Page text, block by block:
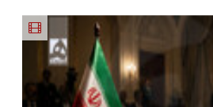
خرید
خرید با
تخفیف ویژه
پاییزی
تخفیف)